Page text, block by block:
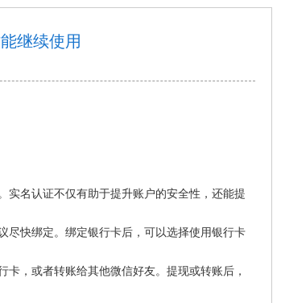
继续使用
实名认证不仅有助于提升账户的安全性，还能提
尽快绑定。绑定银行卡后，可以选择使用银行卡
卡，或者转账给其他微信好友。提现或转账后，